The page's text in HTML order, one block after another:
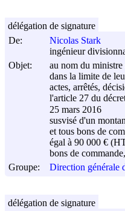
De:
Nicolas Stark
ingénieur
Objet:
au nom du ministre
dans la limite de
actes, arrêtés,
l'article 27 du
25 mars 2016
susvisé d'un
et tous bons de
égal à 90 000 €
bons de
Groupe:
Direction
délégation de signature
délégation de signature